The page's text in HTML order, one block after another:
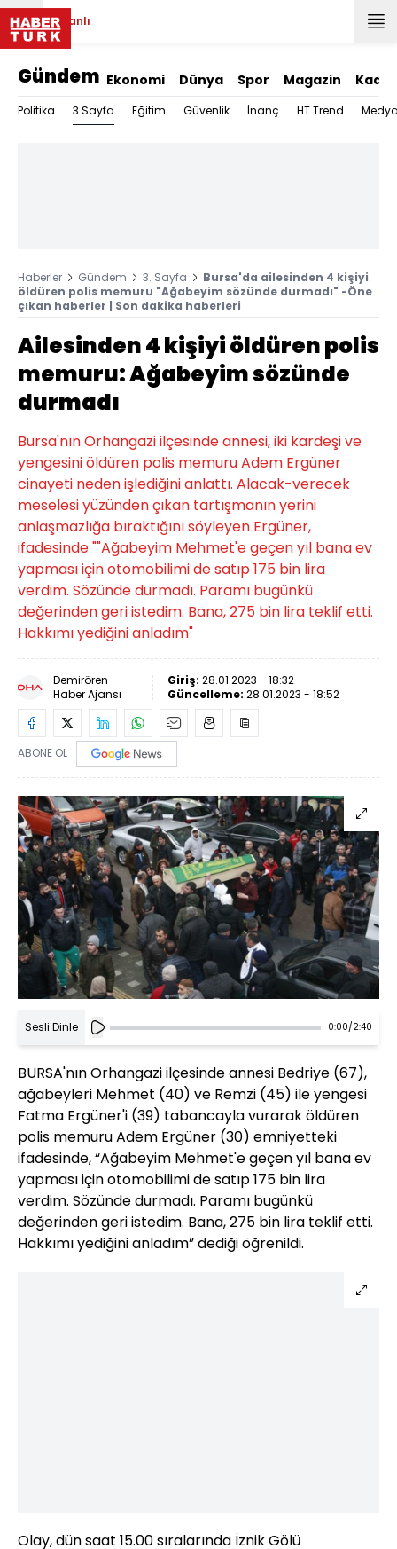
Canlı
Gündem Ekonomi Dünya Spor Magazin Kadın
Politika 3.Sayfa Eğitim Güvenlik İnanç HT Trend
Haberler Gündem 3. Sayfa
Bursa'da ailesinden 4 kişiyi
öldüren polis memuru "Ağabeyim sözünde durmadı" -Öne
çıkan haberler | Son dakika haberleri
Ailesinden 4 kişiyi öldüren polis
memuru: Ağabeyim sözünde
durmadı
Bursa'nın Orhangazi ilçesinde annesi, iki kardeşi ve
yengesini öldüren polis memuru Adem Ergüner
cinayeti neden işlediğini anlattı. Alacak-verecek
meselesi yüzünden çıkan tartışmanın yerini
anlaşmazlığa bıraktığını söyleyen Ergüner,
ifadesinde ""Ağabeyim Mehmet'e geçen yıl bana ev
yapması için otomobilimi de satıp 175 bin lira
verdim. Sözünde durmadı. Paramı bugünkü
değerinden geri istedim. Bana, 275 bin lira teklif etti.
Hakkımı yediğini anladım"
Demirören
Haber Ajansı
Giriş: 28.01.2023 - 18:32
Güncelleme: 28.01.2023 - 18:52
ABONE OL
Sesli Dinle 0:00/2:40
BURSA'nın Orhangazi ilçesinde annesi Bedriye (67),
ağabeyleri Mehmet (40) ve Remzi (45) ile yengesi
Fatma Ergüner'i (39) tabancayla vurarak öldüren
polis memuru Adem Ergüner (30) emniyetteki
ifadesinde, “Ağabeyim Mehmet'e geçen yıl bana ev
yapması için otomobilimi de satıp 175 bin lira
verdim. Sözünde durmadı. Paramı bugünkü
değerinden geri istedim. Bana, 275 bin lira teklif etti.
Hakkımı yediğini anladım” dediği öğrenildi.
Olay, dün saat 15.00 sıralarında İznik Gölü